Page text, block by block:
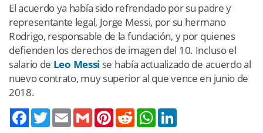
El acuerdo ya había sido refrendado por su padre y
representante legal, Jorge Messi, por su hermano
Rodrigo, responsable de la fundación, y por quienes
defienden los derechos de imagen del 10. Incluso el
salario de Leo Messi se había actualizado de acuerdo al
nuevo contrato, muy superior al que vence en junio de
2018.
TwitterEmail Gmail PinterestReddit WhatsApp